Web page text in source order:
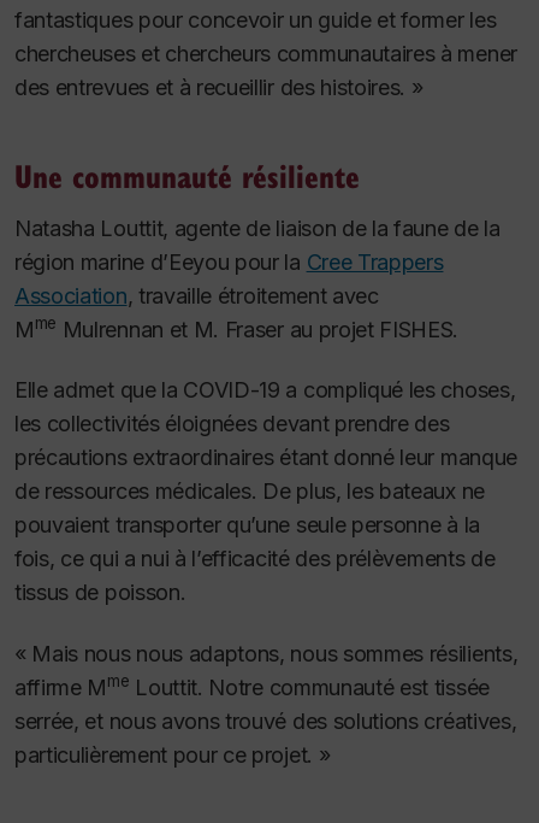
fantastiques pour concevoir un guide et former les
chercheuses et chercheurs communautaires à mener
des entrevues et à recueillir des histoires. »
Une communauté résiliente
Natasha Louttit, agente de liaison de la faune de la
région marine d’Eeyou pour la Cree Trappers
Association, travaille étroitement avec
Mme Mulrennan et M. Fraser au projet FISHES.
Elle admet que la COVID-19 a compliqué les choses,
les collectivités éloignées devant prendre des
précautions extraordinaires étant donné leur manque
de ressources médicales. De plus, les bateaux ne
pouvaient transporter qu’une seule personne à la
fois, ce qui a nui à l’efficacité des prélèvements de
tissus de poisson.
« Mais nous nous adaptons, nous sommes résilients,
affirme Mme Louttit. Notre communauté est tissée
serrée, et nous avons trouvé des solutions créatives,
particulièrement pour ce projet. »